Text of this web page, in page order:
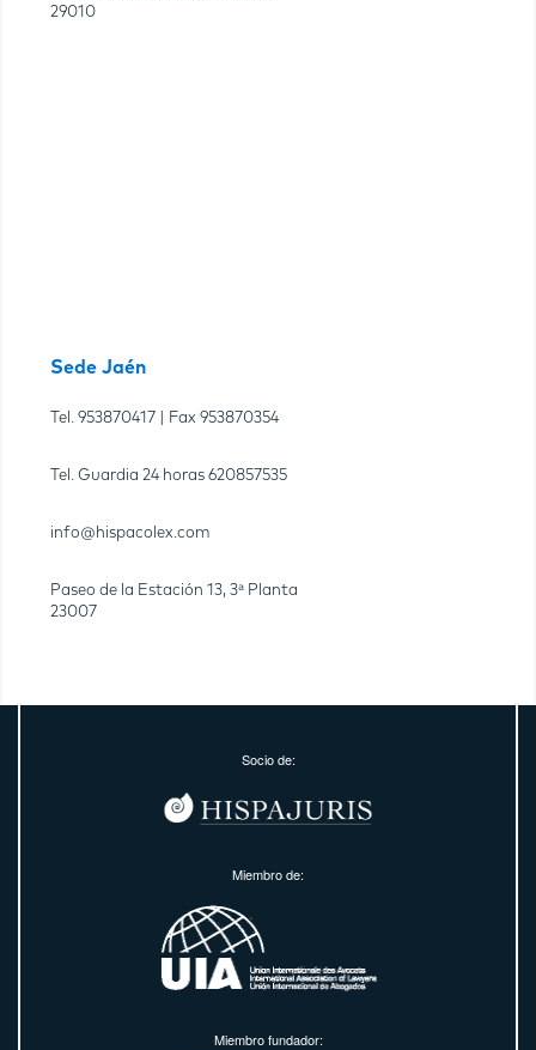
29010
Sede Jaén
Tel. 953870417 | Fax 953870354
Tel. Guardia 24 horas 620857535
info@hispacolex.com
Paseo de la Estación 13, 3ª Planta
23007
Socio de:
Miembro de:
Miembro fundador: